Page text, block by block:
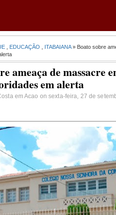
EDUCAÇÃO ITABAIANA» Boato sobre
ameaça de massacre
em alerta
em Acao on sexta-feira, 27 de